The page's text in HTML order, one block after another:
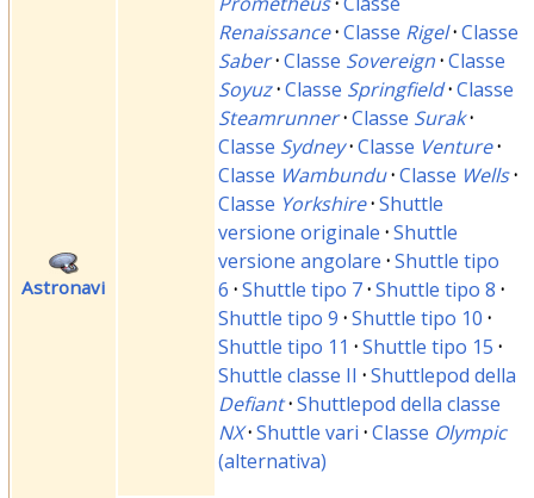
Astronavi
Renaissance·Classe Rigel·Classe
Saber·Classe Sovereign·Classe
Soyuz·Classe Springfield·Classe
Steamrunner·Classe Surak·
Classe Sydney·Classe Venture·
Classe Wambundu·Classe Wells·
Classe Yorkshire·Shuttle
versione originale ·Shuttle
versione angolare ·Shuttle tipo
6 ·Shuttle tipo 7·Shuttle tipo 8 ·
Shuttle tipo 9 ·Shuttle tipo 10 ·
Shuttle tipo 11 ·Shuttle tipo 15 ·
Shuttle classe II ·Shuttlepod della
Defiant·Shuttlepod della classe
NX·Shuttle vari ·Classe Olympic
(alternativa)